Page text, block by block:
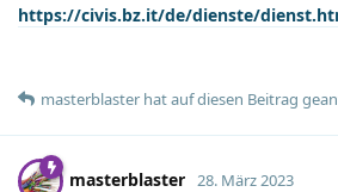
https://civis.bz.it/de/dienste/
masterblaster hatauf diesen Beitrag
masterblaster 28. März 2023